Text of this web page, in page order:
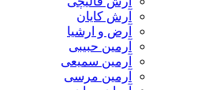
آرش کایان
​آرض و ارشیا
آرمین حبیبی
آرمین سمیعی
آرمین مرسی